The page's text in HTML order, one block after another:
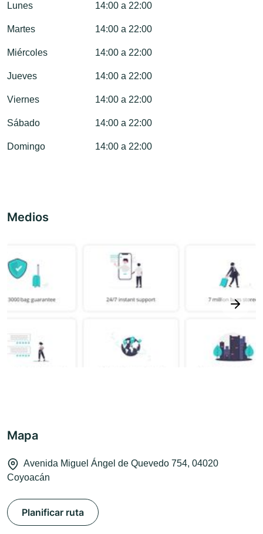
Lunes 14:00 a 22:00
Martes 14:00 a 22:00
Miércoles 14:00 a 22:00
Jueves 14:00 a 22:00
Viernes 14:00 a 22:00
Sábado 14:00 a 22:00
Domingo 14:00 a 22:00
Medios
next
Mapa
Avenida Miguel Ángel de Quevedo 754, 04020
Coyoacán
Planificar ruta